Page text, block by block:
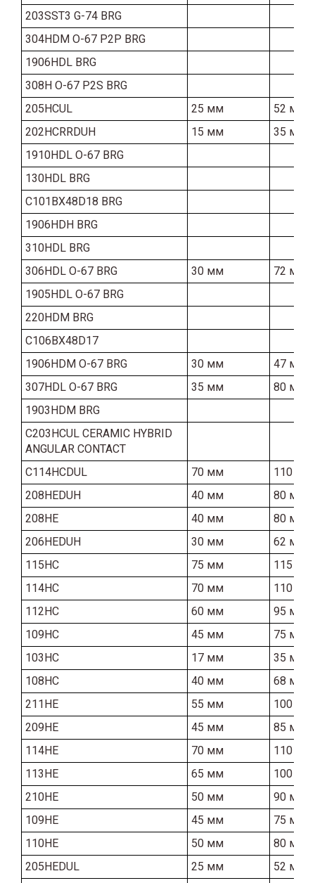
203SST3 G-74 BRG
304HDM O-67 P2P BRG
1906HDL BRG
308H O-67 P2S BRG
205HCUL
25 мм
52 мм
202HCRRDUH
15 мм
35 мм
1910HDL O-67 BRG
130HDL BRG
C101BX48D18 BRG
1906HDH BRG
310HDL BRG
306HDL O-67 BRG
30 мм
72 мм
1905HDL O-67 BRG
220HDM BRG
C106BX48D17
1906HDM O-67 BRG
30 мм
47 мм
307HDL O-67 BRG
35 мм
80 мм
1903HDM BRG
C203HCUL CERAMIC HYBRID
ANGULAR CONTACT
C114HCDUL
70 мм
110 мм
208HEDUH
40 мм
80 мм
208HE
40 мм
80 мм
206HEDUH
30 мм
62 мм
115HC
75 мм
115 мм
114HC
70 мм
110 мм
112HC
60 мм
95 мм
109HC
45 мм
75 мм
103HC
17 мм
35 мм
108HC
40 мм
68 мм
211HE
55 мм
100 мм
209HE
45 мм
85 мм
114HE
70 мм
110 мм
113HE
65 мм
100 мм
210HE
50 мм
90 мм
109HE
45 мм
75 мм
110HE
50 мм
80 мм
205HEDUL
25 мм
52 мм